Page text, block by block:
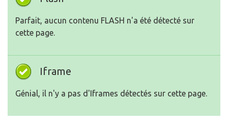
Parfait, aucun contenu FLASH n'a été détecté sur
cette page.
Iframe
Génial, il n'y a pas d'Iframes détectés sur cette page.